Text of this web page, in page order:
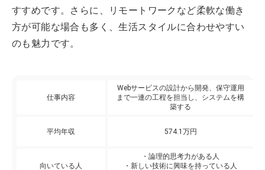
すすめです。さらに、リモートワークなど柔軟な働き
方が可能な場合も多く、生活スタイルに合わせやすい
のも魅力です。
仕事内容
Webサービスの設計から開発、保守運用
まで一連の工程を担当し、システムを構
築する
平均年収 574.1万円
向いている人
・論理的思考力がある人
・新しい技術に興味を持っている人